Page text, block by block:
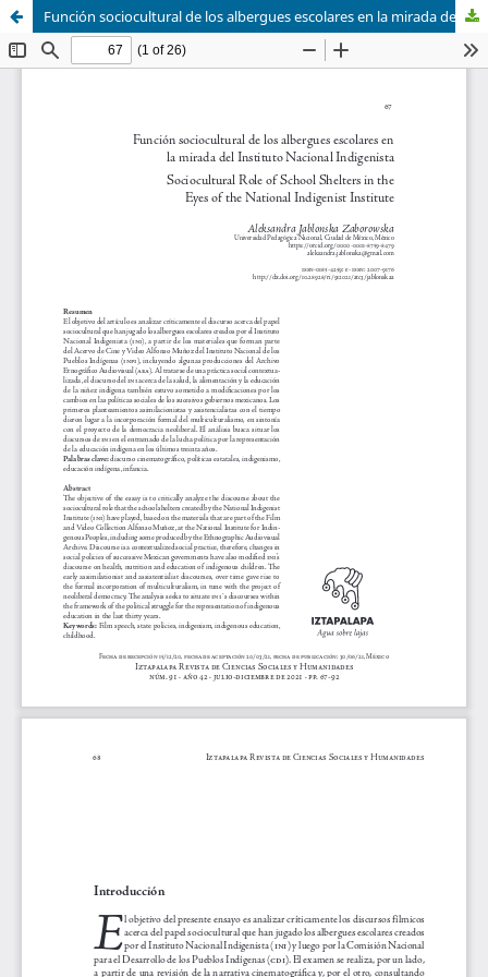
Función sociocultural de los albergues escolares en la mirada del Instituto Nacional Indigenista